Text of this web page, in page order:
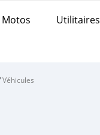
Motos Utilitaires
Véhicules